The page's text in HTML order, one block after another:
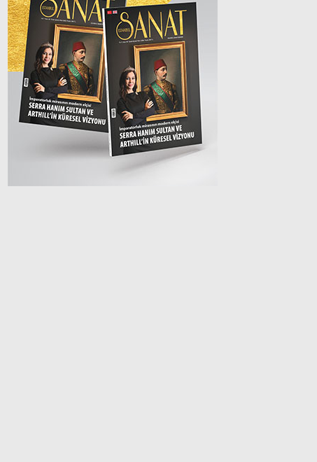
MAGAZİN
SPOR
SAĞLIK
TEKNOLOJİ
EĞİTİM